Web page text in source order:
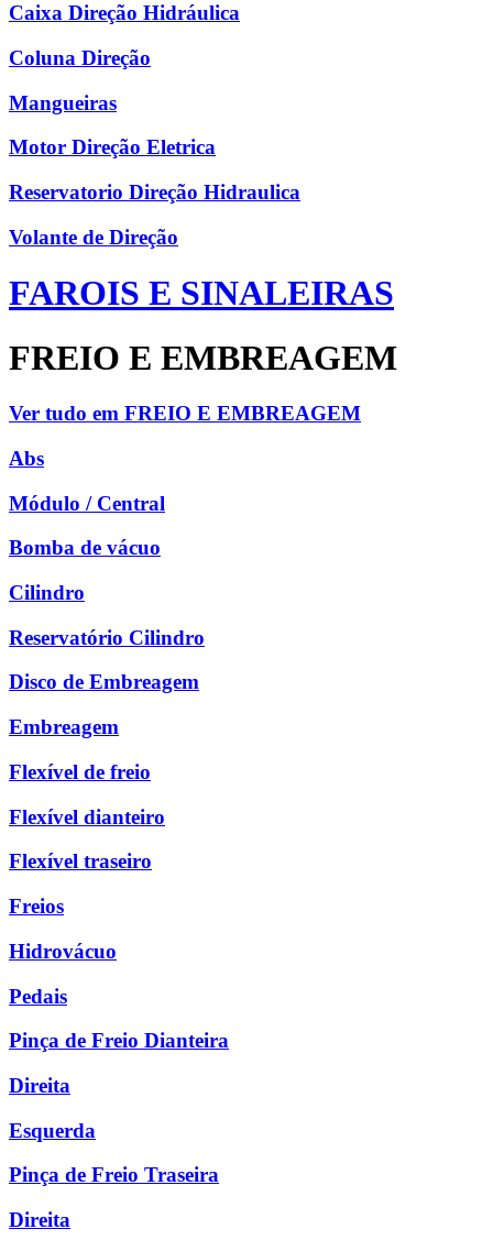
Caixa Direção Hidráulica
Coluna Direção
Mangueiras
Motor Direção Eletrica
Reservatorio Direção Hidraulica
Volante de Direção
FAROIS E SINALEIRAS
FREIO E EMBREAGEM
Ver tudo em FREIO E EMBREAGEM
Abs
Módulo / Central
Bomba de vácuo
Cilindro
Reservatório Cilindro
Disco de Embreagem
Embreagem
Flexível de freio
Flexível dianteiro
Flexível traseiro
Freios
Hidrovácuo
Pedais
Pinça de Freio Dianteira
Direita
Esquerda
Pinça de Freio Traseira
Direita